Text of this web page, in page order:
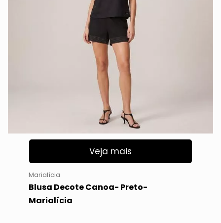
Veja mais
Marialícia
Blusa Decote Canoa- Preto-
Marialícia